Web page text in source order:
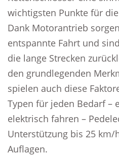
wichtigsten Punkte für
Dank Motorantrieb
entspannte Fahrt und
die lange Strecken
den grundlegenden
spielen auch diese
Typen für jeden Bedarf –
elektrisch fahren –
Unterstützung bis 25 km/
Auflagen.